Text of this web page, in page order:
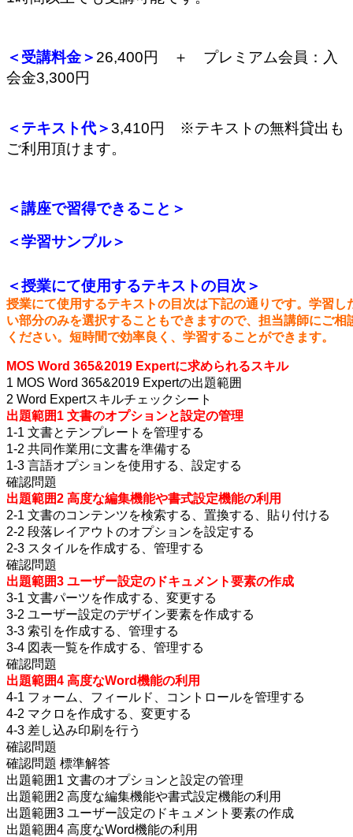
＜受講料金＞ 26,400円 ＋ プレミアム会員：入
会金3,300円
＜テキスト代＞3,410円 ※テキストの無料貸出も
ご利用頂けます。
＜講座で習得できること＞
＜学習サンプル＞
＜授業にて使用するテキストの目次＞
授業にて使用するテキストの目次は下記の通りです。学習し
い部分のみを選択することもできますので、担当講師にご相
ください。短時間で効率良く、学習することができます。
MOS Word 365&2019 Expertに求められるスキル
1 MOS Word 365&2019 Expertの出題範囲
2 Word Expertスキルチェックシート
出題範囲1 文書のオプションと設定の管理
1-1 文書とテンプレートを管理する
1-2 共同作業用に文書を準備する
1-3 言語オプションを使用する、設定する
確認問題
出題範囲2 高度な編集機能や書式設定機能の利用
2-1 文書のコンテンツを検索する、置換する、貼り付ける
2-2 段落レイアウトのオプションを設定する
2-3 スタイルを作成する、管理する
確認問題
出題範囲3 ユーザー設定のドキュメント要素の作成
3-1 文書パーツを作成する、変更する
3-2 ユーザー設定のデザイン要素を作成する
3-3 索引を作成する、管理する
3-4 図表一覧を作成する、管理する
確認問題
出題範囲4 高度なWord機能の利用
4-1 フォーム、フィールド、コントロールを管理する
4-2 マクロを作成する、変更する
4-3 差し込み印刷を行う
確認問題
確認問題 標準解答
出題範囲1 文書のオプションと設定の管理
出題範囲2 高度な編集機能や書式設定機能の利用
出題範囲3 ユーザー設定のドキュメント要素の作成
出題範囲4 高度なWord機能の利用